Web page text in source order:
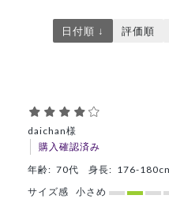
日付順 ↓ 評価順
daichan様
購入確認済み
年齢: 70代 身長: 176-
サイズ感
小さめ